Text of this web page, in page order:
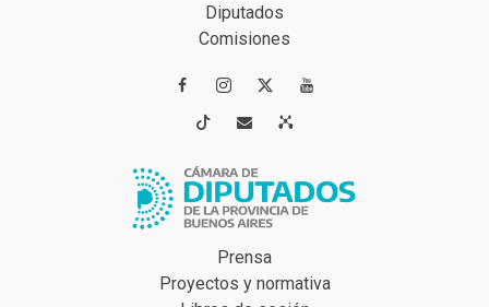
Diputados
Comisiones
 
 
Prensa
Proyectos y normativa